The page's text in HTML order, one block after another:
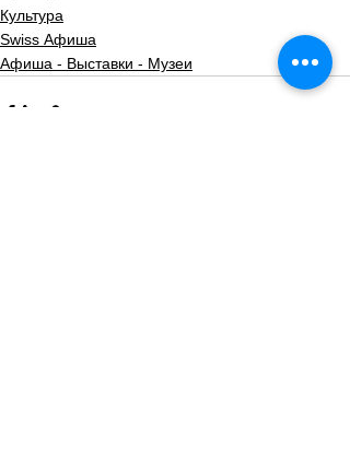
Культура
Swiss Афиша
Афиша - Выставки - Музеи